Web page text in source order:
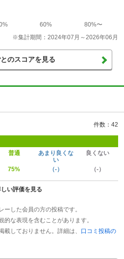
60%
80%〜
※集計期間：2024年07月～2026年06月
のスコアを見る
件数：42
普通
あまり良くな
い
良くない
75% （-） （-）
い評価を見る
した会員の方の投稿です。
な表現を含むことがあります。
しておりません。詳細は、 口コミ投稿の